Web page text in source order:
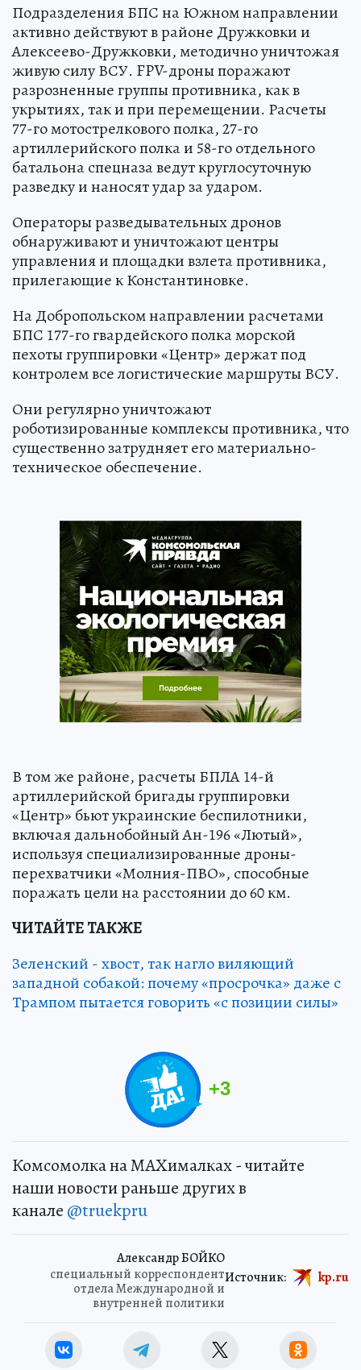
Подразделения БПС на Южном направлении
активно действуют в районе Дружковки и
Алексеево-Дружковки, методично уничтожая
живую силу ВСУ. FPV-дроны поражают
разрозненные группы противника, как в
укрытиях, так и при перемещении. Расчеты
77-го мотострелкового полка, 27-го
артиллерийского полка и 58-го отдельного
батальона спецназа ведут круглосуточную
разведку и наносят удар за ударом.
Операторы разведывательных дронов
обнаруживают и уничтожают центры
управления и площадки взлета противника,
прилегающие к Константиновке.
На Добропольском направлении расчетами
БПС 177-го гвардейского полка морской
пехоты группировки «Центр» держат под
контролем все логистические маршруты ВСУ.
Они регулярно уничтожают
роботизированные комплексы противника, что
существенно затрудняет его материально-
техническое обеспечение.
В том же районе, расчеты БПЛА 14-й
артиллерийской бригады группировки
«Центр» бьют украинские беспилотники,
включая дальнобойный Ан-196 «Лютый»,
используя специализированные дроны-
перехватчики «Молния-ПВО», способные
поражать цели на расстоянии до 60 км.
ЧИТАЙТЕ ТАКЖЕ
Зеленский - хвост, так нагло виляющий
западной собакой: почему «просрочка» даже с
Трампом пытается говорить «с позиции силы»
+3
Комсомолка на MAXималках - читайте
наши новости раньше других в
канале @truekpru
Александр БОЙКО
специальный корреспондент
отдела Международной и
внутренней политики
Источник: kp.ru